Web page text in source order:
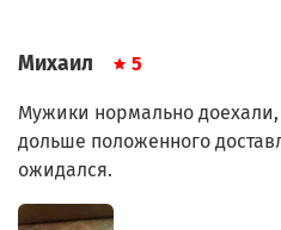
Михаил 5
Мужики нормально
дольше положенного
ожидался.